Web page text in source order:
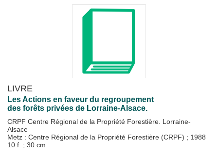
LIVRE
Les Actions en faveur du regroupement
des forêts privées de Lorraine-Alsace.
CRPF Centre Régional de la Propriété Forestière. Lorraine-
Alsace
Metz : Centre Régional de la Propriété Forestière (CRPF) ; 1988
10 f. ; 30 cm